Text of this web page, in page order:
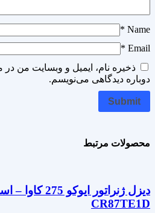
Name
*
Email
*
ذخیره نام، ایمیل و وبسایت من
دوباره دیدگاهی می‌نویسم.
محصولات مرتبط
دیزل ژنراتور
CR87TE1D